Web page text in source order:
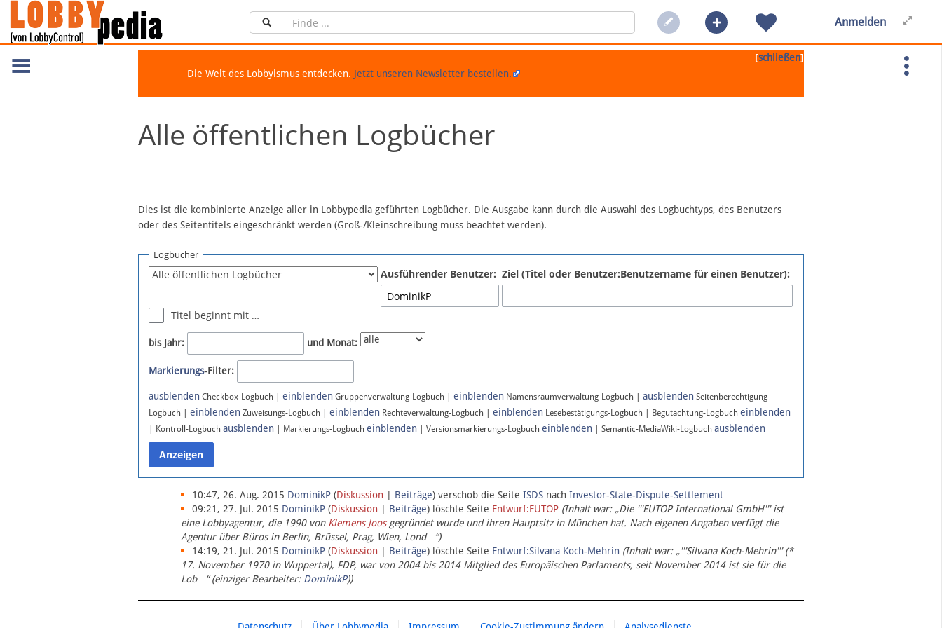
Anmelden
[schließen]
Die Welt des Lobbyismus entdecken. Jetzt unseren Newsletter bestellen.
Alle öffentlichen Logbücher
Dies ist die kombinierte Anzeige aller in Lobbypedia geführten Logbücher. Die Ausgabe kann durch die Auswahl des Logbuchtyps, des Benutzers
oder des Seitentitels eingeschränkt werden (Groß-/Kleinschreibung muss beachtet werden).
Logbücher
Ausführender Benutzer: Ziel (Titel oder Benutzer:Benutzername für einen Benutzer):
Titel beginnt mit …
bis Jahr: und Monat:
Markierungs-Filter:
ausblenden Checkbox-Logbuch | einblenden Gruppenverwaltung-Logbuch | einblenden Namensraumverwaltung-Logbuch | ausblenden Seitenberechtigung-
Logbuch | einblenden Zuweisungs-Logbuch | einblenden Rechteverwaltung-Logbuch | einblenden Lesebestätigungs-Logbuch | Begutachtung-Logbuch einblenden
| Kontroll-Logbuch ausblenden | Markierungs-Logbuch einblenden | Versionsmarkierungs-Logbuch einblenden | Semantic-MediaWiki-Logbuch ausblenden
10:47, 26. Aug. 2015 DominikP (Diskussion | Beiträge) verschob die Seite ISDS nach Investor-State-Dispute-Settlement
09:21, 27. Jul. 2015 DominikP (Diskussion | Beiträge) löschte Seite Entwurf:EUTOP (Inhalt war: „Die '''EUTOP International GmbH''' ist
eine Lobbyagentur, die 1990 von Klemens Joosgegründet wurde und ihren Hauptsitz in München hat. Nach eigenen Angaben verfügt die
Agentur über Büros in Berlin, Brüssel, Prag, Wien, Lond…“)
14:19, 21. Jul. 2015 DominikP (Diskussion | Beiträge) löschte Seite Entwurf:Silvana Koch-Mehrin (Inhalt war: „'''Silvana Koch-Mehrin''' (*
17. November 1970 in Wuppertal), FDP, war von 2004 bis 2014 Mitglied des Europäischen Parlaments, seit November 2014 ist sie für die
Lob…“ (einziger Bearbeiter: DominikP))